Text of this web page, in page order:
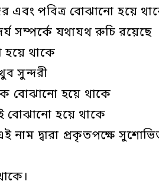
এবং পবিত্র বোঝানো হয়ে
সম্পর্কে যথাযথ রুচি রয়েছে
হয়ে থাকে
সুন্দরী
বোঝানো হয়ে থাকে
বোঝানো হয়ে থাকে
দ্বারা প্রকৃতপক্ষে